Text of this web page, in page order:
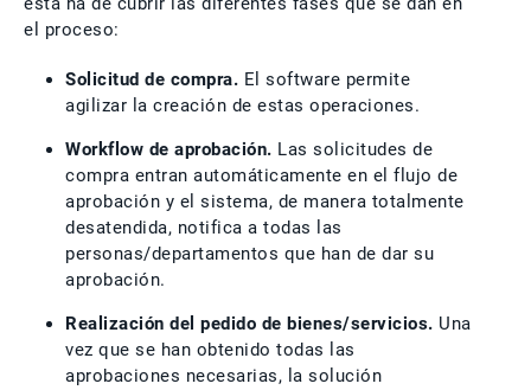
el proceso:
Solicitud de compra. El software permite
agilizar la creación de estas operaciones.
Workflow de aprobación. Las solicitudes de
compra entran automáticamente en el flujo de
aprobación y el sistema, de manera totalmente
desatendida, notifica a todas las
personas/departamentos que han de dar su
aprobación.
Realización del pedido de bienes/servicios. Una
vez que se han obtenido todas las
aprobaciones necesarias, la solución